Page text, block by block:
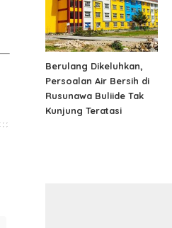
Berulang Dikeluhkan,
Persoalan Air Bersih di
Rusunawa Buliide Tak
Kunjung Teratasi